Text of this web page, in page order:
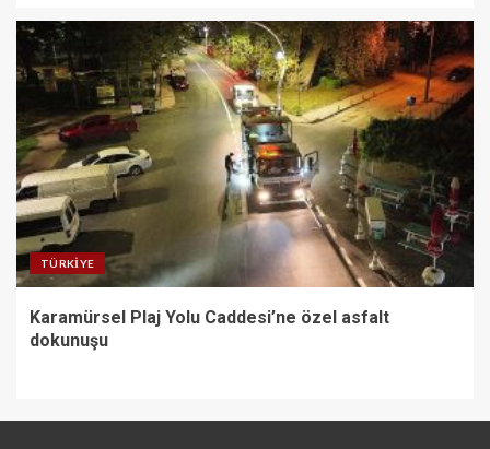
TÜRKIYE
Karamürsel Plaj Yolu Caddesi’ne özel asfalt
dokunuşu